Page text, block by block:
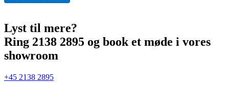
Lyst til mere?
Ring 2138 2895 og book et møde i vores
showroom
+45 2138 2895